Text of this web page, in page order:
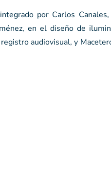
por Carlos
en el diseño de
audiovisual, y